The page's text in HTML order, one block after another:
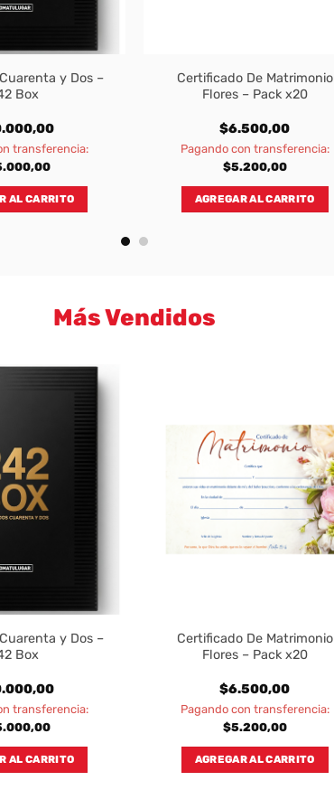
y Dos –
Box
transferencia:
AL CARRITO
Certificado De Matrimonio
Flores – Pack x20
$6.500,00
Pagando con transferencia:
$5.200,00
AGREGAR AL CARRITO
Más Vendidos
y Dos –
Box
transferencia:
AL CARRITO
Certificado De Matrimonio
Flores – Pack x20
$6.500,00
Pagando con transferencia:
$5.200,00
AGREGAR AL CARRITO